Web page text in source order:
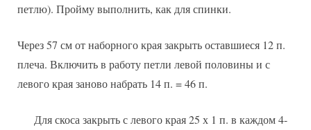
петлю). Пройму выполнить, как для спинки.
Через 57 см от наборного края закрыть оставшиеся 12 п.
плеча. Включить в работу петли левой половины и с
левого края заново набрать 14 п. = 46 п.
Для скоса закрыть с левого края 25 х 1 п. в каждом 4-